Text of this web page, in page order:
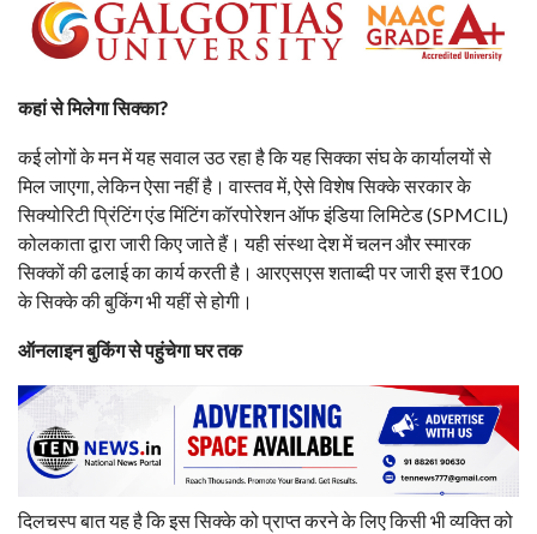
कहां से मिलेगा सिक्का?
कई लोगों के मन में यह सवाल उठ रहा है कि यह सिक्का संघ के कार्यालयों से
मिल जाएगा, लेकिन ऐसा नहीं है। वास्तव में, ऐसे विशेष सिक्के सरकार के
सिक्योरिटी प्रिंटिंग एंड मिंटिंग कॉरपोरेशन ऑफ इंडिया लिमिटेड (SPMCIL)
कोलकाता द्वारा जारी किए जाते हैं। यही संस्था देश में चलन और स्मारक
सिक्कों की ढलाई का कार्य करती है। आरएसएस शताब्दी पर जारी इस ₹100
के सिक्के की बुकिंग भी यहीं से होगी।
ऑनलाइन बुकिंग से पहुंचेगा घर तक
दिलचस्प बात यह है कि इस सिक्के को प्राप्त करने के लिए किसी भी व्यक्ति को